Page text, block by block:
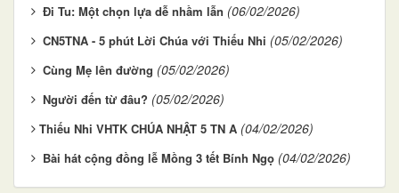
Đi Tu: Một chọn lựa dễ nhầm lẫn (06/02/2026)
CN5TNA - 5 phút Lời Chúa với Thiếu Nhi (05/02/2026)
Cùng Mẹ lên đường (05/02/2026)
Người đến từ đâu? (05/02/2026)
​​​​​​​Thiếu Nhi VHTK CHÚA NHẬT 5 TN A (04/02/2026)
Bài hát cộng đồng lễ Mồng 3 tết Bính Ngọ (04/02/2026)